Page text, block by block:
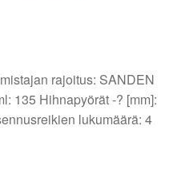
rajoitus: SANDEN
135 Hihnapyörät -? [mm]:
lukumäärä: 4